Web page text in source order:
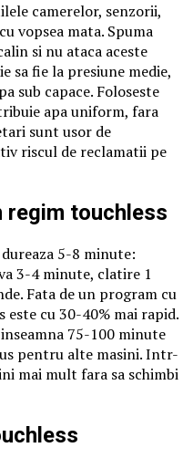
camerelor, senzorii,
vopsea mata. Spuma
si nu ataca aceste
sa fie la presiune medie,
sub capace. Foloseste
apa uniform, fara
sunt usor de
riscul de reclamatii pe
regim touchless
5-8 minute:
3-4 minute, clatire 1
Fata de un program cu
cu 30-40% mai rapid.
75-100 minute
pentru alte masini. Intr-
mai mult fara sa schimbi